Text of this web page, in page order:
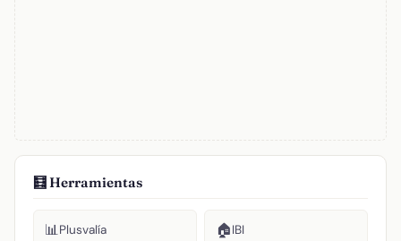
🧮 Herramientas
📊Plusvalía 🏠IBI